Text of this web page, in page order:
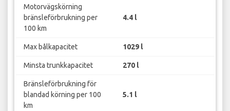
Motorvägskörning
bränsleförbrukning per
100 km
4.4 l
Max bålkapacitet 1029 l
Minsta trunkkapacitet 270 l
Bränsleförbrukning för
blandad körning per 100
km
5.1 l